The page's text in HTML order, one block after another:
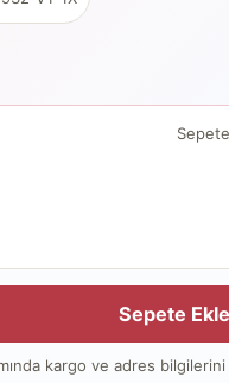
Sepete Ekle
kargo ve adres